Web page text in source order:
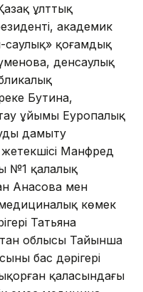
ұлттық
академик
қоғамдық
денсаулық
Бутина,
ұйымы Еуропалық
дамыту
жетекшісі Манфред
№1 қалалық
Анасова мен
көмек
Татьяна
облысы Тайынша
бас дәрігері
қаласындағы